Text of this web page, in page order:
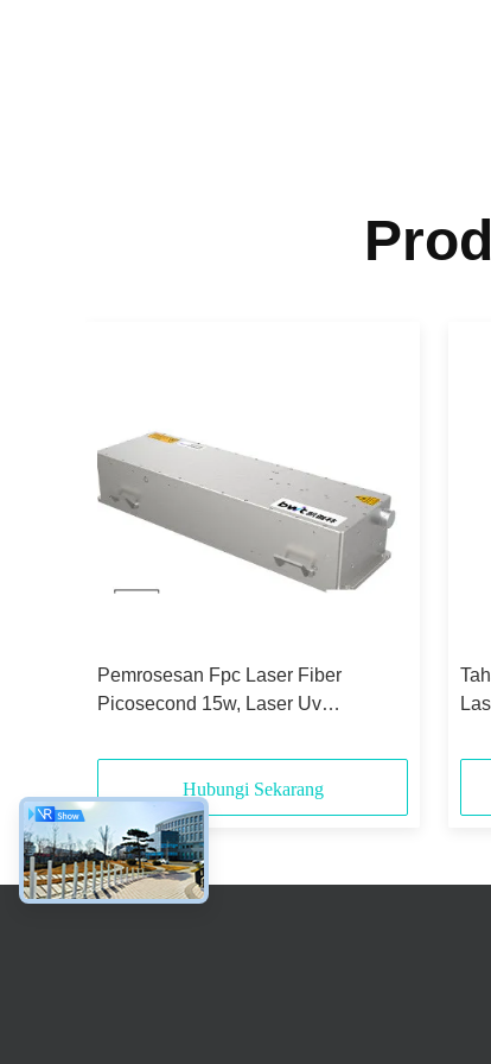
Pemrosesan Fpc Laser Fiber
Picosecond 15w, Laser Uv
Hubungi Sekarang